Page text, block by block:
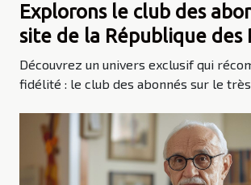
Explorons le club des
site de la République des
Découvrez un univers exclusif qui
fidélité : le club des abonnés sur le